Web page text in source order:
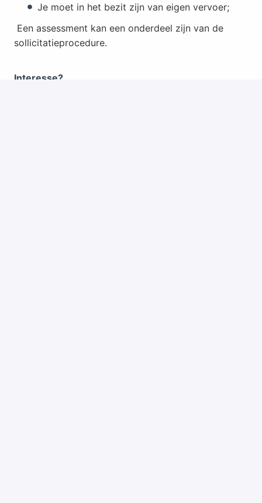
Je moet in het bezit zijn van eigen vervoer;
Een assessment kan een onderdeel zijn van de
sollicitatieprocedure.
Interesse?